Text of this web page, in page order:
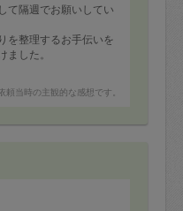
て隔週でお願いしてい
を整理するお手伝いを
した。
料置き場を大幅に配置
ムの置き場を決め、不
収納。使い勝手の良い
で嬉しかったです。
確で、相談した時点
頼当時の主観的な感想です。